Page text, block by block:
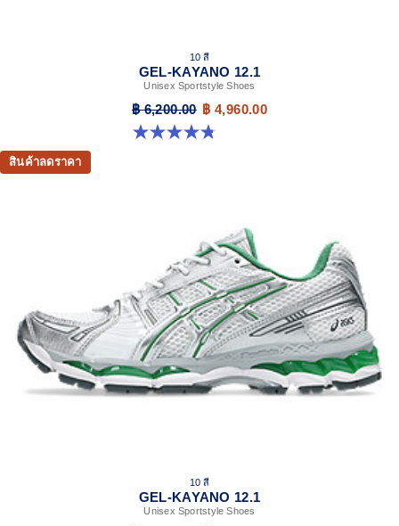
10 สี
GEL-KAYANO 12.1
Unisex Sportstyle Shoes
฿ 6,200.00 ฿ 4,960.00
4.8 จาก 5 ดาว 208 รีวิว
สินค้าลดราคา
10 สี
GEL-KAYANO 12.1
Unisex Sportstyle Shoes